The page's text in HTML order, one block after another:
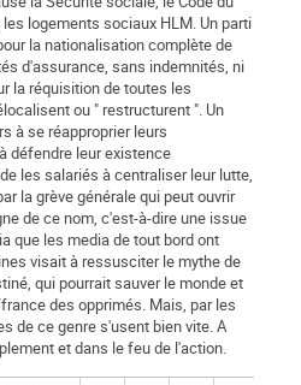
logements sociaux HLM. Un parti
la nationalisation complète de
d'assurance, sans indemnités, ni
la réquisition de toutes les
ou " restructurent ". Un
à se réapproprier leurs
défendre leur existence
les salariés à centraliser leur lutte,
la grève générale qui peut ouvrir
de ce nom, c'est-à-dire une issue
que les media de tout bord ont
visait à ressusciter le mythe de
qui pourrait sauver le monde et
des opprimés. Mais, par les
de ce genre s'usent bien vite. A
et dans le feu de l'action.